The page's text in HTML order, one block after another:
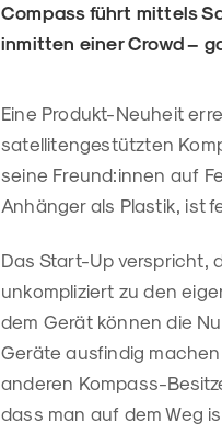
Compass führt mittels
inmitten einer Crowd –
Eine Produkt-Neuheit
satellitengestützten
seine Freund:innen auf
Anhänger als Plastik, ist
Das Start-Up verspricht,
unkompliziert zu den
dem Gerät können die
Geräte ausfindig
anderen Kompass-
dass man auf dem Weg